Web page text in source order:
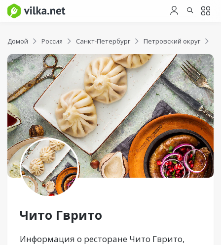
Домой Россия Санкт-Петербург Петровский округ
Чито Гврито
Информация о ресторане Чито Гврито,